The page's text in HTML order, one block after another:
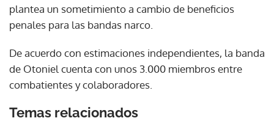
plantea un sometimiento a cambio de beneficios
penales para las bandas narco.
De acuerdo con estimaciones independientes, la banda
de Otoniel cuenta con unos 3.000 miembros entre
combatientes y colaboradores.
Temas relacionados